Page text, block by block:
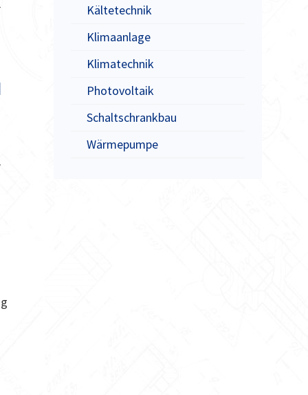
Kältetechnik
Klimaanlage
Klimatechnik
Photovoltaik
Schaltschrankbau
Wärmepumpe